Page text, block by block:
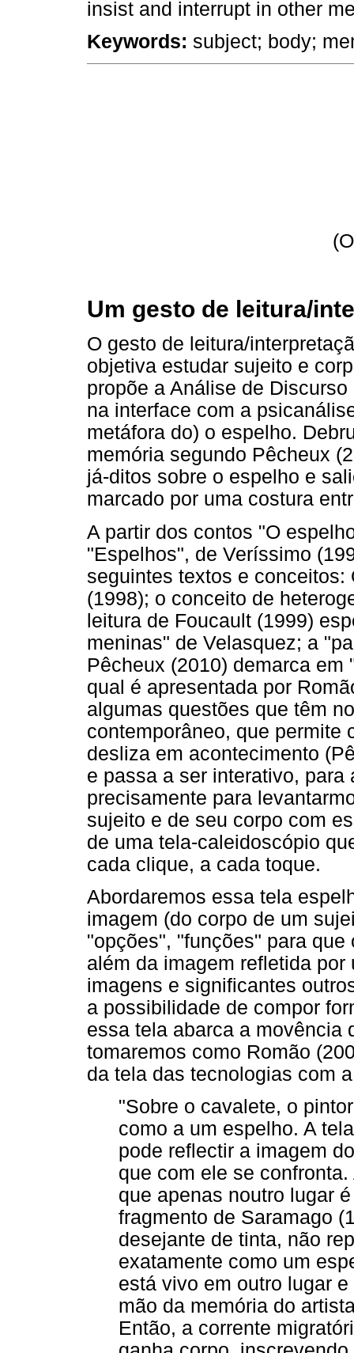
insist and interrupt in other
Keywords: subject; body;
Um gesto de leitura/
O gesto de leitura/
objetiva estudar sujeito e
propõe a Análise de
na interface com a
metáfora do) o espelho.
memória segundo Pêcheux
já-ditos sobre o espelho e
marcado por uma costura
A partir dos contos "O
"Espelhos", de Veríssimo
seguintes textos e
(1998); o conceito de
leitura de Foucault (1999)
meninas" de Velasquez; a
Pêcheux (2010) demarca
qual é apresentada por
algumas questões que têm
contemporâneo, que permite
desliza em acontecimento
e passa a ser interativo,
precisamente para
sujeito e de seu corpo com
de uma tela-caleidoscópio
cada clique, a cada toque.
Abordaremos essa tela
imagem (do corpo de um
"opções", "funções" para
além da imagem refletida
imagens e significantes
a possibilidade de compor
essa tela abarca a movência
tomaremos como Romão
da tela das tecnologias com
"Sobre o cavalete, o
como a um espelho. A
pode reflectir a imagem
que com ele se
que apenas noutro lugar
fragmento de Saramago
desejante de tinta, não
exatamente como um
está vivo em outro lugar
mão da memória do
Então, a corrente